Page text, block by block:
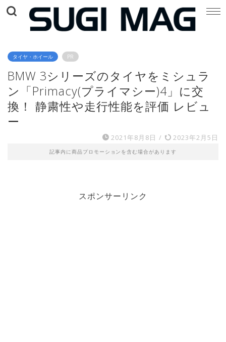
タイヤ・ホイール PR
BMW 3シリーズのタイヤをミシュラ
ン「Primacy(プライマシー)4」に交
換！ 静粛性や走行性能を評価 レビュ
ー
2021年8月8日 / 2023年2月5日
記事内に商品プロモーションを含む場合があります
スポンサーリンク